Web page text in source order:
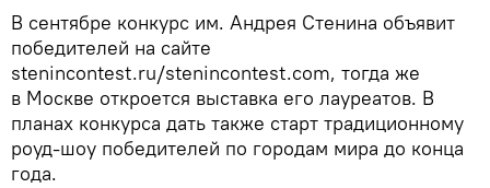
В сентябре конкурс им. Андрея Стенина объявит
победителей на сайте
stenincontest.ru/stenincontest.com, тогда же
в Москве откроется выставка его лауреатов. В
планах конкурса дать также старт традиционному
роуд-шоу победителей по городам мира до конца
года.